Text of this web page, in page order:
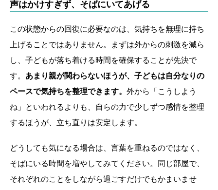
声はかけすぎず、そばにいてあげる
この状態からの回復に必要なのは、気持ちを無理に持ち
上げることではありません。まずは外からの刺激を減ら
し、子どもが落ち着ける時間を確保することが先決で
す。 あまり親が関わらないほうが、子どもは自分なりの
ペースで気持ちを整理できます。 外から「こうしよう
ね」といわれるよりも、自らの力で少しずつ感情を整理
するほうが、立ち直りは安定します。
どうしても気になる場合は、言葉を重ねるのではなく、
そばにいる時間を増やしてみてください。同じ部屋で、
それぞれのことをしながら過ごすだけでもかまいませ